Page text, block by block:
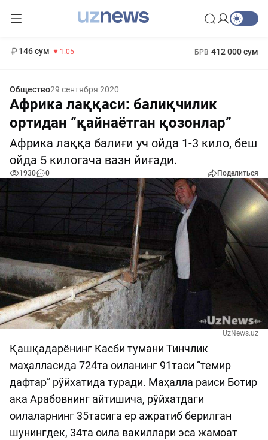
146 сум -1.05 БРВ 412 000 сум
Общество29 сентября 2020
Африка лаққаси: балиқчилик
ортидан “қайнаётган қозонлар”
Африка лаққа балиғи уч ойда 1-3 кило, беш
ойда 5 килогача вазн йиғади.
1930 0 Поделиться
UzNews.uz
Қашқадарёнинг Касби тумани Тинчлик
маҳалласида 724та оиланинг 91таси “темир
дафтар” рўйхатида туради. Маҳалла раиси Ботир
ака Арабовнинг айтишича, рўйхатдаги
оилаларнинг 35тасига ер ажратиб берилган
шунингдек, 34та оила вакиллари эса жамоат